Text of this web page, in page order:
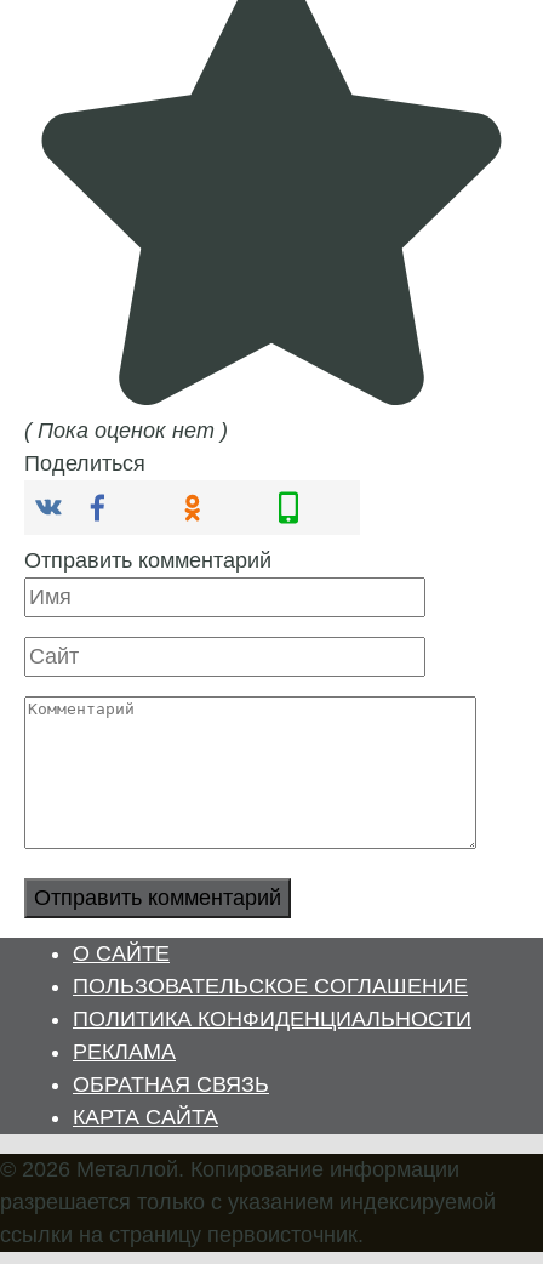
( Пока оценок нет )
Поделиться
Отправить комментарий
Имя
Сайт
Комментарий
О САЙТЕ
ПОЛЬЗОВАТЕЛЬСКОЕ СОГЛАШЕНИЕ
ПОЛИТИКА КОНФИДЕНЦИАЛЬНОСТИ
РЕКЛАМА
ОБРАТНАЯ СВЯЗЬ
КАРТА САЙТА
© 2026 Металлой. Копирование информации
разрешается только с указанием индексируемой
ссылки на страницу первоисточник.